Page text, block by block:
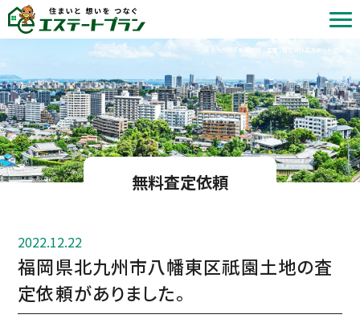
北九州の不動産売却・査定 | 株式会社エステートプラン
無料査定依頼
2022.12.22
福岡県北九州市八幡東区祇園土地の査
定依頼がありました。